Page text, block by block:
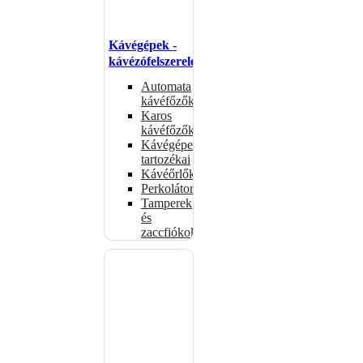
Kávégépek -
kávézófelszerelés
Automata
kávéfőzők
Karos
kávéfőzők
Kávégépek
tartozékai
Kávéőrlők
Perkolátorok
Tamperek
és
zaccfiókok